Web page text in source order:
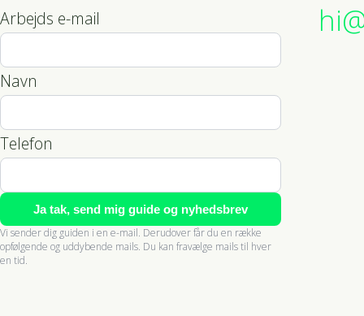
Arbejds e-mail
Navn
Telefon
Ja tak, send mig guide og nyhedsbrev
Vi sender dig guiden i en e-mail. Derudover får du en række
opfølgende og uddybende mails. Du kan fravælge mails til hver
en tid.